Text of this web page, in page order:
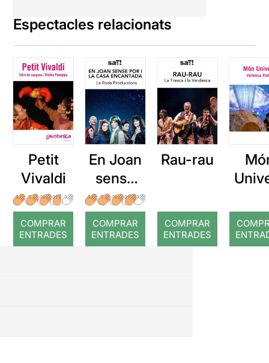
Espectacles relacionats
Petit
Vivaldi
COMPRAR
ENTRADES
En Joan
sense
por i la
casa
encanta
COMPRAR
ENTRADES
Rau-rau
COMPRAR
ENTRADES